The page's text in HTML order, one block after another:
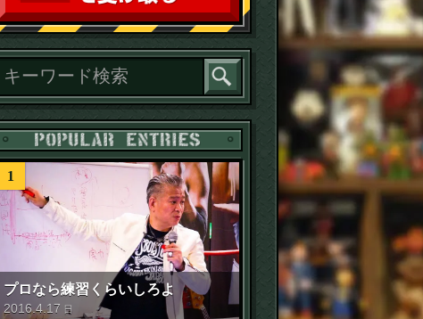
読者登録
POPULAR ENTRIES
1
プロなら練習くらいしろよ
2016 .4.17 日